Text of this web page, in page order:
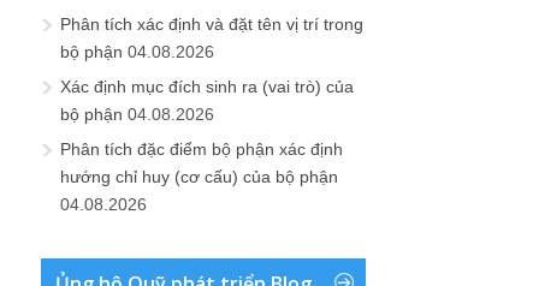
Phân tích xác định và đặt tên vị trí trong
bộ phận 04.08.2026
Xác định mục đích sinh ra (vai trò) của
bộ phận 04.08.2026
Phân tích đặc điểm bộ phận xác định
hướng chỉ huy (cơ cấu) của bộ phận
04.08.2026